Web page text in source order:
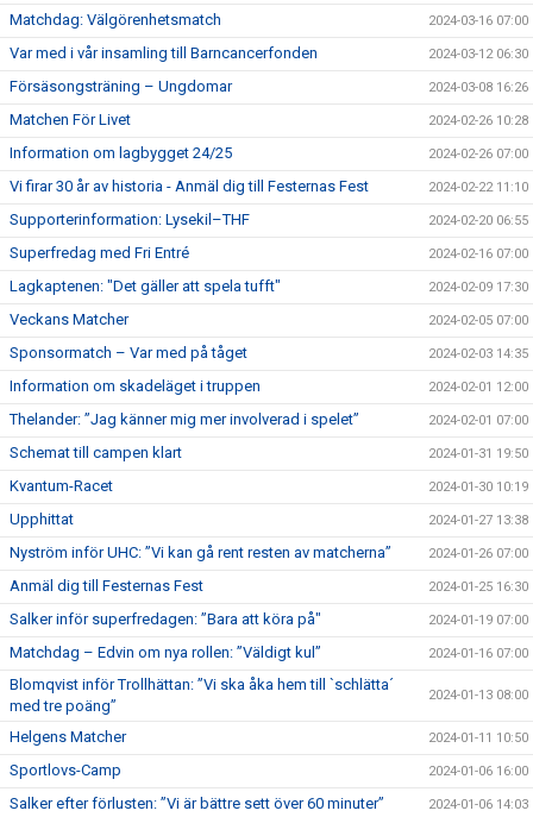
Matchdag: Välgörenhetsmatch 2024-03-16 07:00
Var med i vår insamling till Barncancerfonden 2024-03-12 06:30
Försäsongsträning – Ungdomar 2024-03-08 16:26
Matchen För Livet 2024-02-26 10:28
Information om lagbygget 24/25 2024-02-26 07:00
Vi firar 30 år av historia - Anmäl dig till Festernas Fest 2024-02-22 11:10
Supporterinformation: Lysekil–THF 2024-02-20 06:55
Superfredag med Fri Entré 2024-02-16 07:00
Lagkaptenen: "Det gäller att spela tufft" 2024-02-09 17:30
Veckans Matcher 2024-02-05 07:00
Sponsormatch – Var med på tåget 2024-02-03 14:35
Information om skadeläget i truppen 2024-02-01 12:00
Thelander: ”Jag känner mig mer involverad i spelet” 2024-02-01 07:00
Schemat till campen klart 2024-01-31 19:50
Kvantum-Racet 2024-01-30 10:19
Upphittat 2024-01-27 13:38
Nyström inför UHC: ”Vi kan gå rent resten av matcherna” 2024-01-26 07:00
Anmäl dig till Festernas Fest 2024-01-25 16:30
Salker inför superfredagen: ”Bara att köra på" 2024-01-19 07:00
Matchdag – Edvin om nya rollen: ”Väldigt kul” 2024-01-16 07:00
Blomqvist inför Trollhättan: ”Vi ska åka hem till `schlätta´
med tre poäng”
2024-01-13 08:00
Helgens Matcher 2024-01-11 10:50
Sportlovs-Camp 2024-01-06 16:00
Salker efter förlusten: ”Vi är bättre sett över 60 minuter” 2024-01-06 14:03